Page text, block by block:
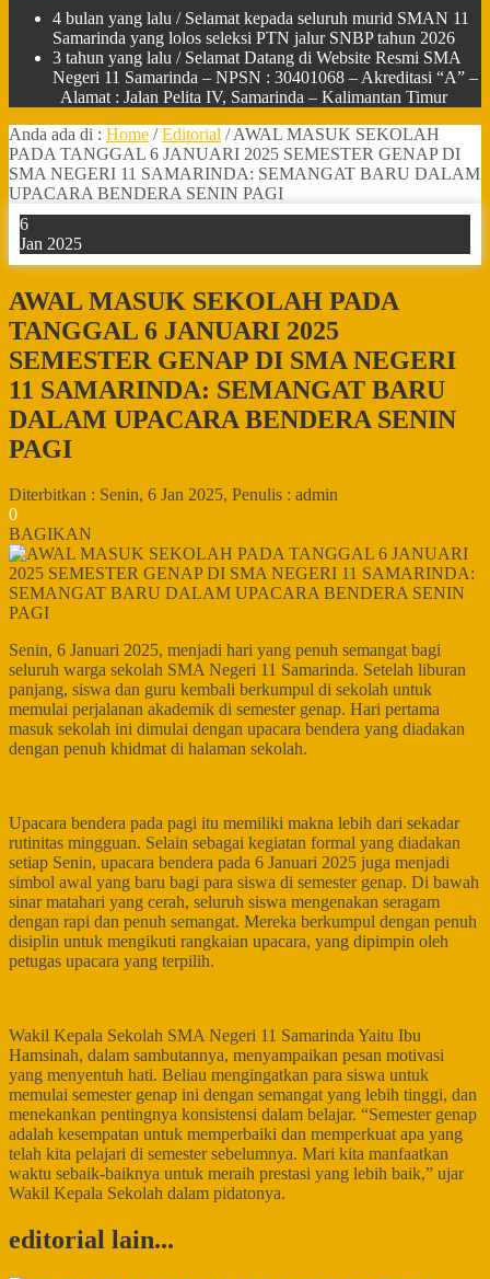
4 bulan yang lalu / Selamat kepada seluruh murid SMAN 11
Samarinda yang lolos seleksi PTN jalur SNBP tahun 2026
3 tahun yang lalu / Selamat Datang di Website Resmi SMA
Negeri 11 Samarinda – NPSN : 30401068 – Akreditasi “A” –
Alamat : Jalan Pelita IV, Samarinda – Kalimantan Timur
Anda ada di : Home /Editorial /AWAL MASUK SEKOLAH
PADA TANGGAL 6 JANUARI 2025 SEMESTER GENAP DI
SMA NEGERI 11 SAMARINDA: SEMANGAT BARU DALAM
UPACARA BENDERA SENIN PAGI
6
Jan 2025
AWAL MASUK SEKOLAH PADA
TANGGAL 6 JANUARI 2025
SEMESTER GENAP DI SMA NEGERI
11 SAMARINDA: SEMANGAT BARU
DALAM UPACARA BENDERA SENIN
PAGI
Diterbitkan : Senin, 6 Jan 2025, Penulis : admin
0
BAGIKAN
Senin, 6 Januari 2025, menjadi hari yang penuh semangat bagi
seluruh warga sekolah SMA Negeri 11 Samarinda. Setelah liburan
panjang, siswa dan guru kembali berkumpul di sekolah untuk
memulai perjalanan akademik di semester genap. Hari pertama
masuk sekolah ini dimulai dengan upacara bendera yang diadakan
dengan penuh khidmat di halaman sekolah.
Upacara bendera pada pagi itu memiliki makna lebih dari sekadar
rutinitas mingguan. Selain sebagai kegiatan formal yang diadakan
setiap Senin, upacara bendera pada 6 Januari 2025 juga menjadi
simbol awal yang baru bagi para siswa di semester genap. Di bawah
sinar matahari yang cerah, seluruh siswa mengenakan seragam
dengan rapi dan penuh semangat. Mereka berkumpul dengan penuh
disiplin untuk mengikuti rangkaian upacara, yang dipimpin oleh
petugas upacara yang terpilih.
Wakil Kepala Sekolah SMA Negeri 11 Samarinda Yaitu Ibu
Hamsinah, dalam sambutannya, menyampaikan pesan motivasi
yang menyentuh hati. Beliau mengingatkan para siswa untuk
memulai semester genap ini dengan semangat yang lebih tinggi, dan
menekankan pentingnya konsistensi dalam belajar. “Semester genap
adalah kesempatan untuk memperbaiki dan memperkuat apa yang
telah kita pelajari di semester sebelumnya. Mari kita manfaatkan
waktu sebaik-baiknya untuk meraih prestasi yang lebih baik,” ujar
Wakil Kepala Sekolah dalam pidatonya.
editorial lain...